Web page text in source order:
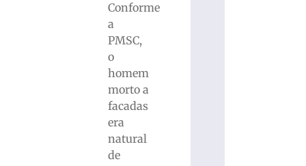
Conforme
a
PMSC,
o
homem
morto a
facadas
era
natural
de